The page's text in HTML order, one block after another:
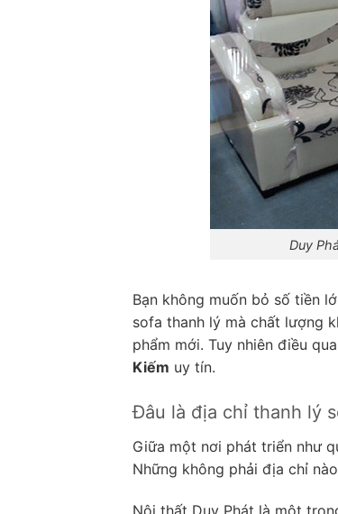
Duy
Bạn không muốn bỏ số tiền
sofa thanh lý mà chất lượng
phẩm mới. Tuy nhiên điều
Kiếm uy tín.
Đâu là địa chỉ thanh lý
Giữa một nơi phát triển như
Những không phải địa chỉ
Nội thất Duy Phát là một